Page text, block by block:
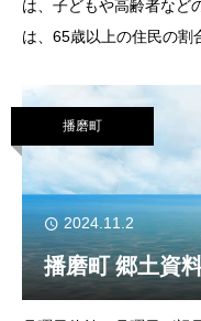
は、子どもや高齢者など
は、65歳以上の住民の割
磨町では、運営状況の厳
播磨町
2024.11.2
播磨町 郷土資